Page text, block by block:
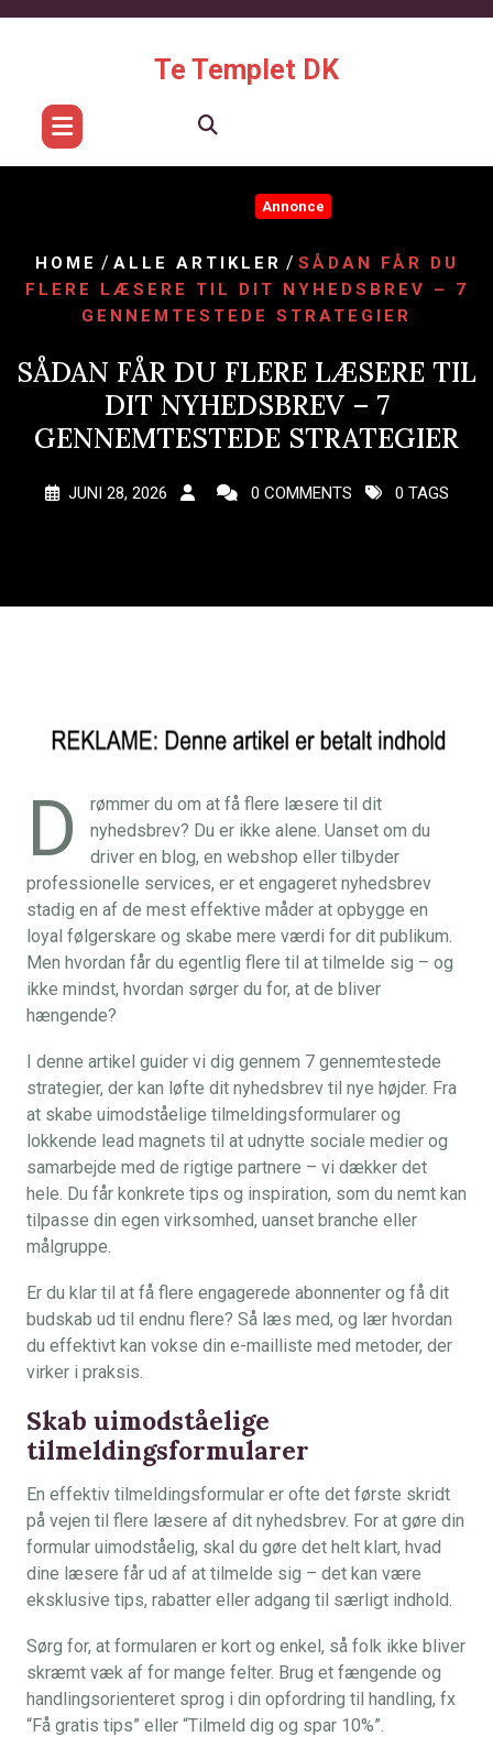
Te Templet DK
Annonce
HOME / ALLE ARTIKLER / SÅDAN FÅR DU
FLERE LÆSERE TIL DIT NYHEDSBREV – 7
GENNEMTESTEDE STRATEGIER
SÅDAN FÅR DU FLERE LÆSERE TIL
DIT NYHEDSBREV – 7
GENNEMTESTEDE STRATEGIER
JUNI 28, 2026 0 COMMENTS 0 TAGS
D
rømmer du om at få flere læsere til dit
nyhedsbrev? Du er ikke alene. Uanset om du
driver en blog, en webshop eller tilbyder
professionelle services, er et engageret nyhedsbrev
stadig en af de mest effektive måder at opbygge en
loyal følgerskare og skabe mere værdi for dit publikum.
Men hvordan får du egentlig flere til at tilmelde sig – og
ikke mindst, hvordan sørger du for, at de bliver
hængende?
I denne artikel guider vi dig gennem 7 gennemtestede
strategier, der kan løfte dit nyhedsbrev til nye højder. Fra
at skabe uimodståelige tilmeldingsformularer og
lokkende lead magnets til at udnytte sociale medier og
samarbejde med de rigtige partnere – vi dækker det
hele. Du får konkrete tips og inspiration, som du nemt kan
tilpasse din egen virksomhed, uanset branche eller
målgruppe.
Er du klar til at få flere engagerede abonnenter og få dit
budskab ud til endnu flere? Så læs med, og lær hvordan
du effektivt kan vokse din e-mailliste med metoder, der
virker i praksis.
Skab uimodståelige
tilmeldingsformularer
En effektiv tilmeldingsformular er ofte det første skridt
på vejen til flere læsere af dit nyhedsbrev. For at gøre din
formular uimodståelig, skal du gøre det helt klart, hvad
dine læsere får ud af at tilmelde sig – det kan være
eksklusive tips, rabatter eller adgang til særligt indhold.
Sørg for, at formularen er kort og enkel, så folk ikke bliver
skræmt væk af for mange felter. Brug et fængende og
handlingsorienteret sprog i din opfordring til handling, fx
“Få gratis tips” eller “Tilmeld dig og spar 10%”.